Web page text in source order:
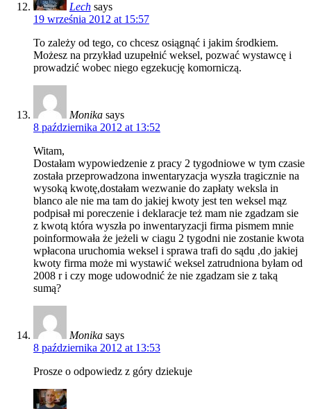
Lech says
19 września 2012 at 15:57
To zależy od tego, co chcesz osiągnąć i jakim środkiem.
Możesz na przykład uzupełnić weksel, pozwać wystawcę i
prowadzić wobec niego egzekucję komorniczą.
Monika says
8 października 2012 at 13:52
Witam,
Dostałam wypowiedzenie z pracy 2 tygodniowe w tym czasie
została przeprowadzona inwentaryzacja wyszła tragicznie na
wysoką kwotę,dostałam wezwanie do zapłaty weksla in
blanco ale nie ma tam do jakiej kwoty jest ten weksel mąz
podpisał mi poreczenie i deklaracje też mam nie zgadzam sie
z kwotą która wyszła po inwentaryzacji firma pismem mnie
poinformowała że jeżeli w ciagu 2 tygodni nie zostanie kwota
wpłacona uruchomia weksel i sprawa trafi do sądu ,do jakiej
kwoty firma może mi wystawić weksel zatrudniona byłam od
2008 r i czy moge udowodnić że nie zgadzam sie z taką
sumą?
Monika says
8 października 2012 at 13:53
Prosze o odpowiedz z góry dziekuje